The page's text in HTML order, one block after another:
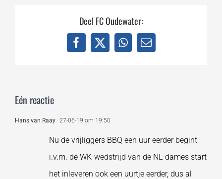
Deel FC Oudewater:
Facebook
X WhatsApp
E-
Eén reactie
Hans van Raay 27-06-19 om 19:50
Nu de vrijliggers BBQ een uur eerder begint
i.v.m. de WK-wedstrijd van de NL-dames start
het inleveren ook een uurtje eerder, dus al